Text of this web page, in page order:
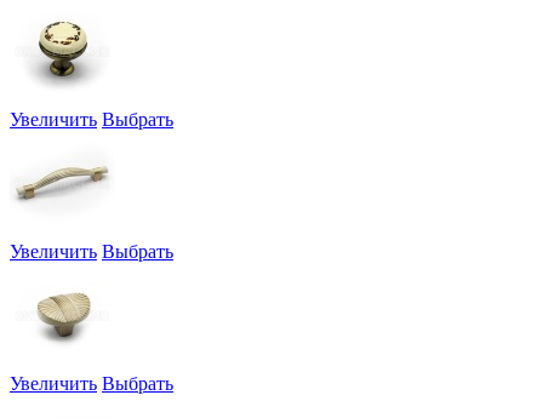
Увеличить Выбрать
Увеличить Выбрать
Увеличить Выбрать